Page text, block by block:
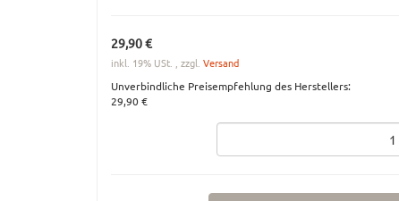
29,90 €
inkl. 19% USt. , zzgl. Versand
Unverbindliche Preisempfehlung des Herstellers:
29,90 €